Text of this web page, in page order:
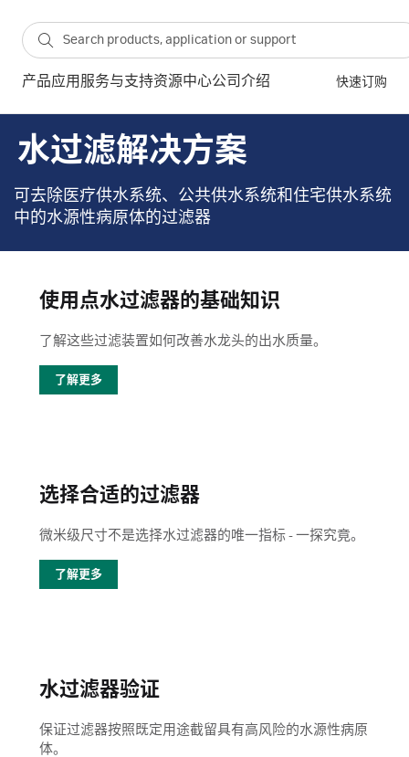
产品应用 服务与支持资源中心公司介绍 快速订购
水过滤解决方案
可去除医疗供水系统、公共供水系统和住宅供水系统
中的水源性病原体的过滤器
使用点水过滤器的基础知识
了解这些过滤装置如何改善水龙头的出水质量。
了解更多
选择合适的过滤器
微米级尺寸不是选择水过滤器的唯一指标 - 一探究竟。
了解更多
水过滤器验证
保证过滤器按照既定用途截留具有高风险的水源性病原
体。